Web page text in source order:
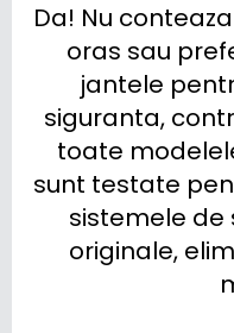
Da! Nu
oras sau
jantele
siguranta,
toate
sunt testate
sistemele de
originale,